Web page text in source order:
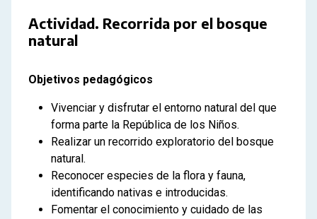
Actividad. Recorrida por el bosque
natural
Objetivos pedagógicos
Vivenciar y disfrutar el entorno natural del que
forma parte la República de los Niños.
Realizar un recorrido exploratorio del bosque
natural.
Reconocer especies de la flora y fauna,
identificando nativas e introducidas.
Fomentar el conocimiento y cuidado de las